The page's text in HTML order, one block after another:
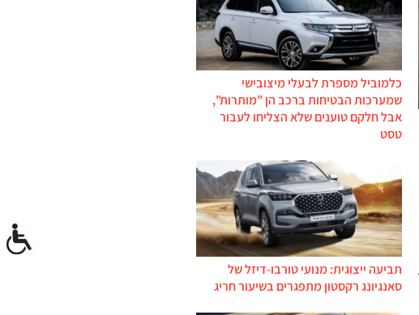
כלמוביל מספרת לבעלי מיצובישי
שמערכות הבטיחות ברכב הן "מותרות",
אבל חלקם טוענים שלא הצליחו לעבור
טסט
תביעה ייצוגית: מנועי טורבו-דיזל של
סאנגיונג רקסטון מתפגרים בשיעור חריג